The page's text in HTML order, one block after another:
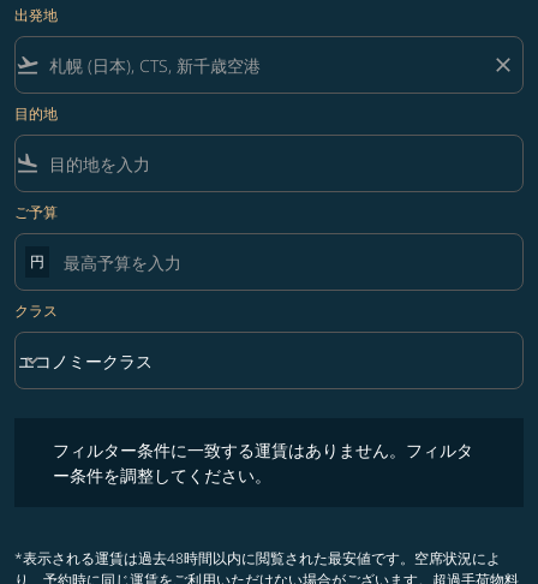
出発地
flight_takeoff close
目的地
flight_land
ご予算
円
クラス
クラス option エコノミークラス Selected
エコノミークラス
keyboard_arrow_down
フィルター条件に一致する運賃はありません。フィルタ
ー条件を調整してください。
*表示される運賃は過去48時間以内に閲覧された最安値です。空席状況によ
り、予約時に同じ運賃をご利用いただけない場合がございます。超過手荷物料